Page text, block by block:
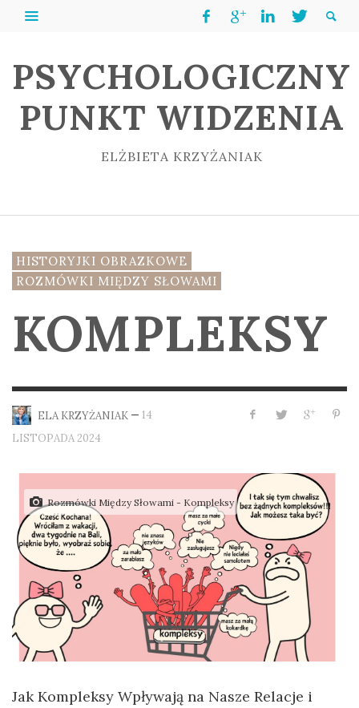
PSYCHOLOGICZNY
PUNKT WIDZENIA
ELŻBIETA KRZYŻANIAK
HISTORYJKI OBRAZKOWE
ROZMÓWKI MIĘDZY SŁOWAMI
KOMPLEKSY
ELA KRZYŻANIAK— 14
LISTOPADA 2024
Rozmówki Między Słowami - Kompleksy
Jak Kompleksy Wpływają na Nasze Relacje i